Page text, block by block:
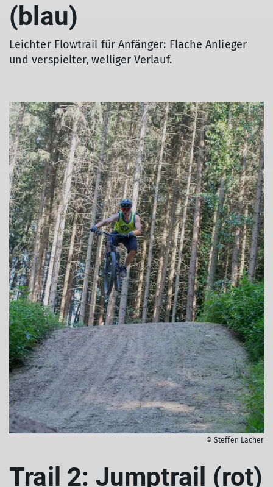
(blau)
Leichter Flowtrail für Anfänger: Flache Anlieger
und verspielter, welliger Verlauf.
© Steffen Lacher
Trail 2: Jumptrail (rot)